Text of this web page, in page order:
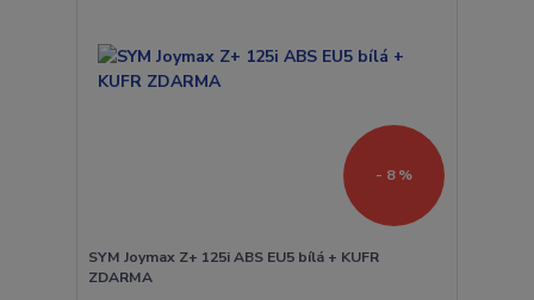
- 8 %
SYM Joymax Z+ 125i ABS EU5 bílá + KUFR
ZDARMA